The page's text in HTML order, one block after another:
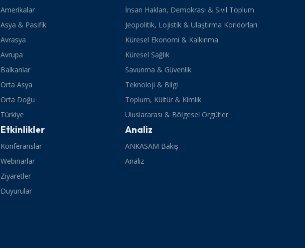
Amerikalar
Asya & Pasifik
Avrasya
Avrupa
Balkanlar
Orta Asya
Orta Doğu
Türkiye
Etkinlikler
Konferanslar
Webinarlar
Ziyaretler
Duyurular
İnsan Hakları, Demokrasi & Sivil Toplum
Jeopolitik, Lojistik & Ulaştırma Koridorları
Küresel Ekonomi & Kalkınma
Küresel Sağlık
Savunma & Güvenlik
Teknoloji & Bilgi
Toplum, Kültür & Kimlik
Uluslararası & Bölgesel Örgütler
Analiz
ANKASAM Bakış
Analiz